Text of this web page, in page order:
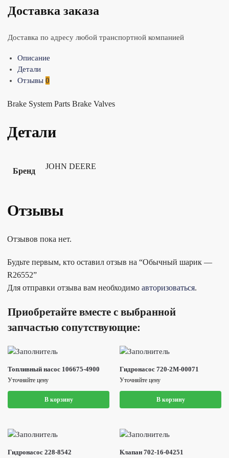
Доставка заказа
Доставка по адресу любой транспортной компанией
Описание
Детали
Отзывы 0
Brake System Parts Brake Valves
Детали
Бренд
JOHN DEERE
Отзывы
Отзывов пока нет.
Будьте первым, кто оставил отзыв на “Обычный шарик —
R26552”
Для отправки отзыва вам необходимо авторизоваться.
Приобретайте вместе с выбранной
запчастью сопутствующие:
Топливный насос 106675-4900
Уточняйте цену
В корзину
Гидронасос 720-2M-00071
Уточняйте цену
В корзину
Гидронасос 228-8542 Клапан 702-16-04251